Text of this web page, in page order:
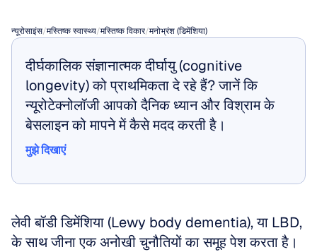
न्यूरोसाइंस/मस्तिष्क स्वास्थ्य/मस्तिष्क विकार/मनोभ्रंश (डिमेंशिया)
दीर्घकालिक संज्ञानात्मक दीर्घायु (cognitive
longevity) को प्राथमिकता दे रहे हैं? जानें कि
न्यूरोटेक्नोलॉजी आपको दैनिक ध्यान और विश्राम के
बेसलाइन को मापने में कैसे मदद करती है।
मुझे दिखाएं
लेवी बॉडी डिमेंशिया (Lewy body dementia), या LBD,
के साथ जीना एक अनोखी चुनौतियों का समूह पेश करता है।